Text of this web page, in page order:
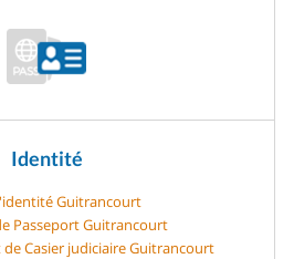
Identité
Guitrancourt
Passeport Guitrancourt
de Casier judiciaire Guitrancourt